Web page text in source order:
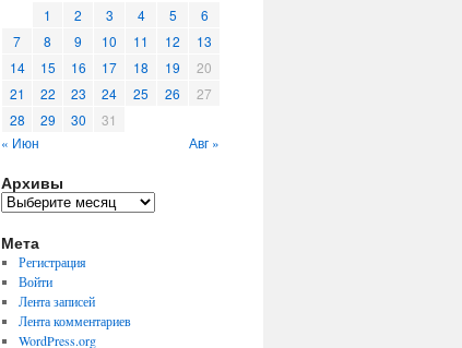
1 2 3 4 5
6
7
8 9 10 11 12
13
14
15 16 17 18 19
20
21
22 23 24 25 26
27
28
29 30
31
« Июн
Авг »
Архивы
Архивы
Мета
Регистрация
Войти
Лента записей
Лента комментариев
WordPress.org